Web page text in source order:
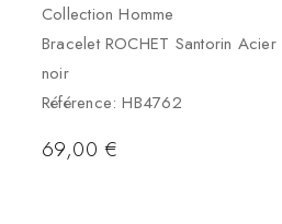
Collection Homme
Bracelet ROCHET Santorin Acier
noir
Référence: HB4762
69,00€